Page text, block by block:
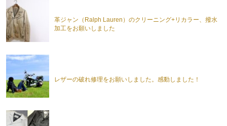
革ジャン（Ralph Lauren）のクリーニング+リカラー、撥水
加工をお願いしました
レザーの破れ修理をお願いしました。感動しました！